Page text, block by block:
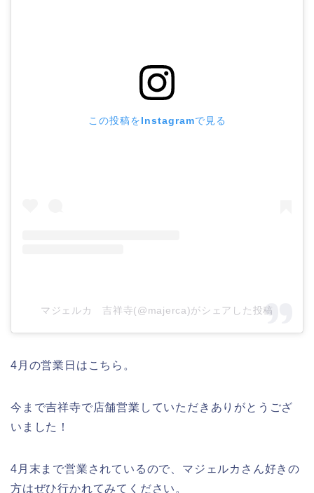
この投稿をInstagramで見る
マジェルカ 吉祥寺(@majerca)がシェアした投稿
4月の営業日はこちら。
今まで吉祥寺で店舗営業していただきありがとうござ
いました！
4月末まで営業されているので、マジェルカさん好きの
方はぜひ行かれてみてください。